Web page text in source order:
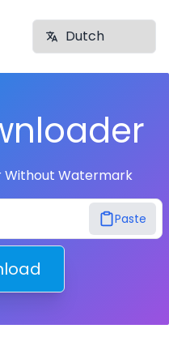
Without Watermark
Paste